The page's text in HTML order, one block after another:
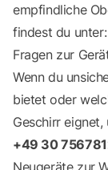
empfindliche
findest du unter:
Fragen zur
Wenn du
bietet oder
Geschirr
+49 30
Neugeräte zur